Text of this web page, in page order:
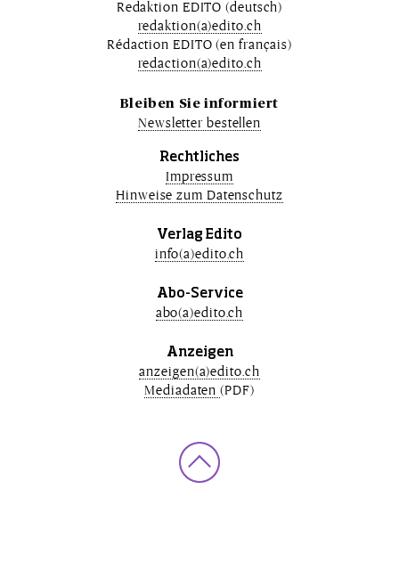
Redaktion EDITO (deutsch)
redaktion(a)edito.ch
Rédaction EDITO (en français)
redaction(a)edito.ch
Bleiben Sie informiert
Newsletter bestellen
Rechtliches
Impressum
Hinweise zum Datenschutz
Verlag Edito
info(a)edito.ch
Abo-Service
abo(a)edito.ch
Anzeigen
anzeigen(a)edito.ch
Mediadaten(PDF)